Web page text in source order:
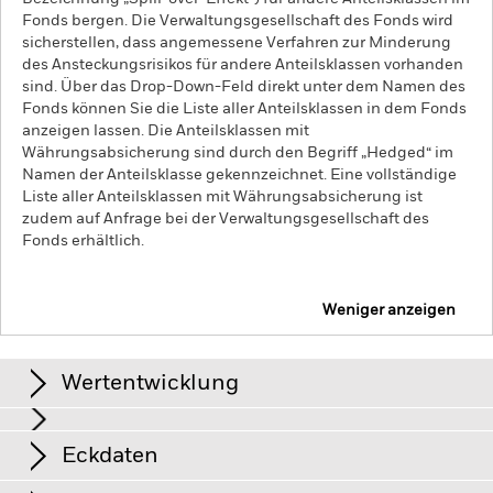
Fonds bergen. Die Verwaltungsgesellschaft des Fonds wird
sicherstellen, dass angemessene Verfahren zur Minderung
des Ansteckungsrisikos für andere Anteilsklassen vorhanden
sind. Über das Drop-Down-Feld direkt unter dem Namen des
Fonds können Sie die Liste aller Anteilsklassen in dem Fonds
anzeigen lassen. Die Anteilsklassen mit
Währungsabsicherung sind durch den Begriff „Hedged“ im
Namen der Anteilsklasse gekennzeichnet. Eine vollständige
Liste aller Anteilsklassen mit Währungsabsicherung ist
zudem auf Anfrage bei der Verwaltungsgesellschaft des
Fonds erhältlich.
Weniger anzeigen
Advanced UCITS ETF
Wertentwicklung
Das Anlagerisiko ist auf bestimmte Sektoren, Länder,
Währungen oder Unternehmen konzentriert. Folglich reagiert
Eckdaten